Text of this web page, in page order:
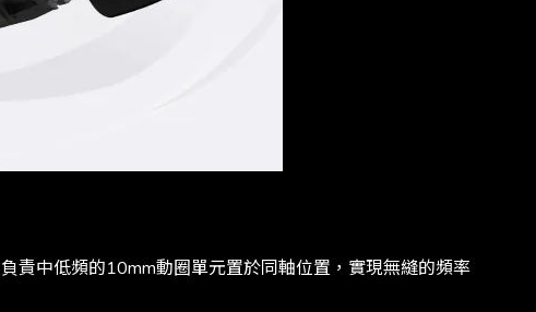
責中低頻的10mm動圈單元置於同軸位置，實現無縫的頻率